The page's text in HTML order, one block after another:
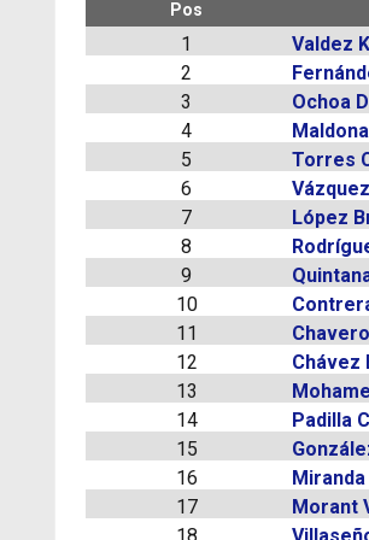
Pos
1 Valdez
2
3
Ochoa
4
5
Torres
6
7
López
8
9
10
11
12
Chávez
13
14
Padilla
15
16
17
Morant